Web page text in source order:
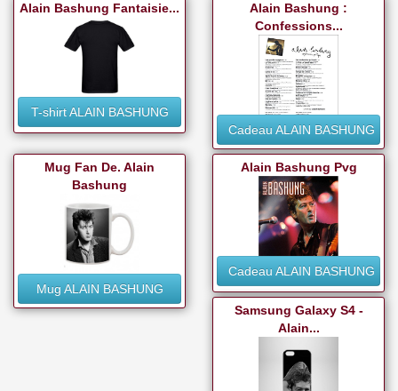
Alain Bashung Fantaisie...
T-shirt ALAIN BASHUNG
Alain Bashung :
Confessions...
Cadeau ALAIN BASHUNG
Mug Fan De. Alain
Bashung
Mug ALAIN BASHUNG
Alain Bashung Pvg
Cadeau ALAIN BASHUNG
Samsung Galaxy S4 -
Alain...